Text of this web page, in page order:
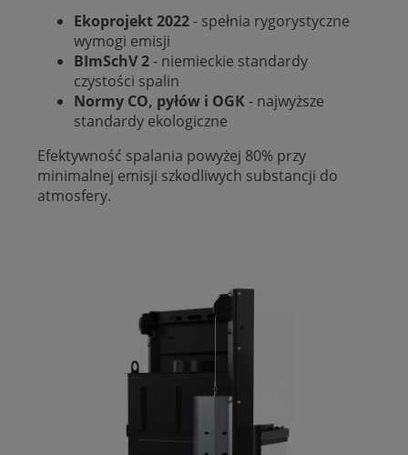
Ekoprojekt 2022- spełnia rygorystyczne
wymogi emisji
BImSchV 2- niemieckie standardy
czystości spalin
Normy CO, pyłów i OGK- najwyższe
standardy ekologiczne
Efektywność spalania powyżej 80% przy
minimalnej emisji szkodliwych substancji do
atmosfery.